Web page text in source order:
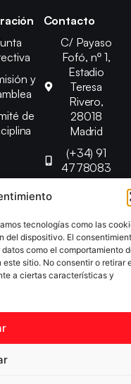
tecnologías como las
del dispositivo. El
como el comportamiento
sitio. No consentir o retirar
a ciertas características y
y
de
Contacto
C/ Payaso
Fofó, nº 1,
Estadio
Teresa
Rivero,
28018
Madrid
(+34) 91
4778083
de Tenis de Mesa |